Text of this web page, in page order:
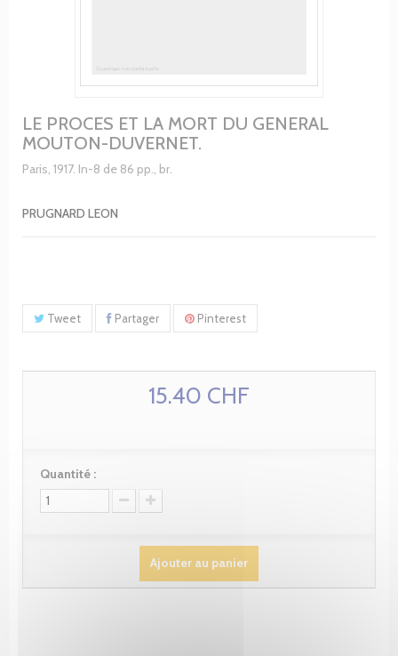
LE PROCES ET LA MORT DU GENERAL
MOUTON-DUVERNET.
Paris, 1917. In-8 de 86 pp., br.
PRUGNARD LEON
Tweet Partager Pinterest
15.40 CHF
Quantité :
Ajouter au panier